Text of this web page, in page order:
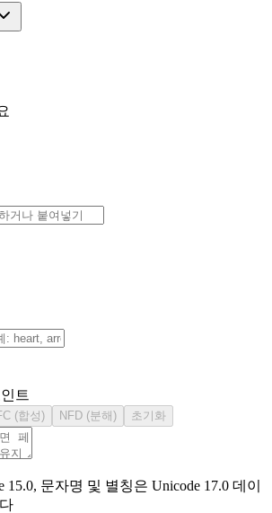
트
(합성) NFD (분해) 초기화
15.0, 문자명 및 별칭은 Unicode 17.0 데이